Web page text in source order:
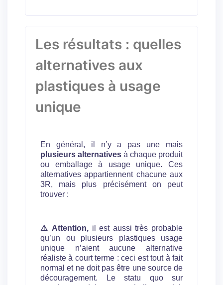
Les résultats : quelles
alternatives aux
plastiques à usage
unique
En général, il n’y a pas une mais
plusieurs alternatives à chaque produit
ou emballage à usage unique. Ces
alternatives appartiennent chacune aux
3R, mais plus précisément on peut
trouver :
⚠️ Attention, il est aussi très probable
qu’un ou plusieurs plastiques usage
unique n’aient aucune alternative
réaliste à court terme : ceci est tout à fait
normal et ne doit pas être une source de
découragement. Le statu quo sur